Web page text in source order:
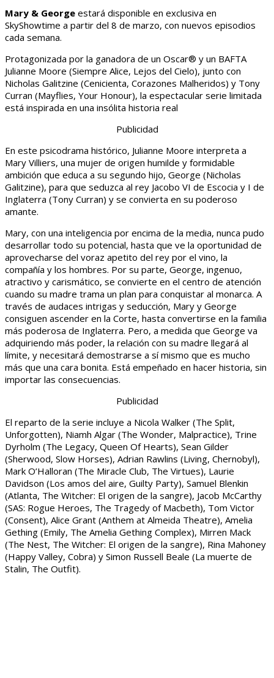
Mary & George estará disponible en exclusiva en
SkyShowtime a partir del 8 de marzo, con nuevos episodios
cada semana.
Protagonizada por la ganadora de un Oscar® y un BAFTA
Julianne Moore (Siempre Alice, Lejos del Cielo), junto con
Nicholas Galitzine (Cenicienta, Corazones Malheridos) y Tony
Curran (Mayflies, Your Honour), la espectacular serie limitada
está inspirada en una insólita historia real
Publicidad
En este psicodrama histórico, Julianne Moore interpreta a
Mary Villiers, una mujer de origen humilde y formidable
ambición que educa a su segundo hijo, George (Nicholas
Galitzine), para que seduzca al rey Jacobo VI de Escocia y I de
Inglaterra (Tony Curran) y se convierta en su poderoso
amante.
Mary, con una inteligencia por encima de la media, nunca pudo
desarrollar todo su potencial, hasta que ve la oportunidad de
aprovecharse del voraz apetito del rey por el vino, la
compañía y los hombres. Por su parte, George, ingenuo,
atractivo y carismático, se convierte en el centro de atención
cuando su madre trama un plan para conquistar al monarca. A
través de audaces intrigas y seducción, Mary y George
consiguen ascender en la Corte, hasta convertirse en la familia
más poderosa de Inglaterra. Pero, a medida que George va
adquiriendo más poder, la relación con su madre llegará al
límite, y necesitará demostrarse a sí mismo que es mucho
más que una cara bonita. Está empeñado en hacer historia, sin
importar las consecuencias.
Publicidad
El reparto de la serie incluye a Nicola Walker (The Split,
Unforgotten), Niamh Algar (The Wonder, Malpractice), Trine
Dyrholm (The Legacy, Queen Of Hearts), Sean Gilder
(Sherwood, Slow Horses), Adrian Rawlins (Living, Chernobyl),
Mark O’Halloran (The Miracle Club, The Virtues), Laurie
Davidson (Los amos del aire, Guilty Party), Samuel Blenkin
(Atlanta, The Witcher: El origen de la sangre), Jacob McCarthy
(SAS: Rogue Heroes, The Tragedy of Macbeth), Tom Victor
(Consent), Alice Grant (Anthem at Almeida Theatre), Amelia
Gething (Emily, The Amelia Gething Complex), Mirren Mack
(The Nest, The Witcher: El origen de la sangre), Rina Mahoney
(Happy Valley, Cobra) y Simon Russell Beale (La muerte de
Stalin, The Outfit).